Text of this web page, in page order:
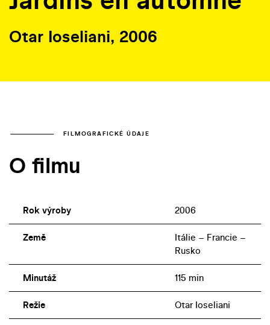
Otar Ioseliani, 2006
FILMOGRAFICKÉ ÚDAJE
O filmu
Rok výroby 2006
Země
Itálie – Francie –
Rusko
Minutáž 115 min
Režie Otar Ioseliani